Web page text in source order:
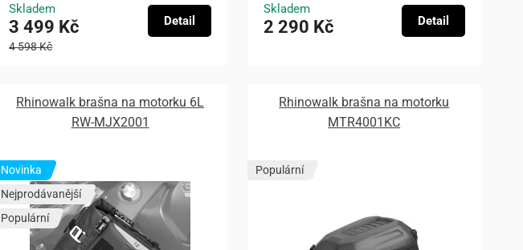
Skladem
3 499 Kč
4 598 Kč
Detail
Skladem
2 290 Kč Detail
Rhinowalk brašna na motorku 6L
RW-MJX2001
Novinka
Nejprodávanější
Populární
Rhinowalk brašna na motorku
MTR4001KC
Populární